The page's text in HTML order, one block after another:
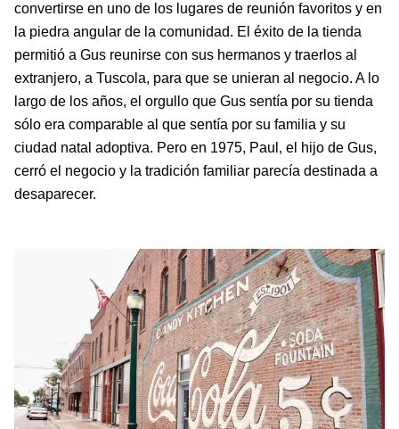
convertirse en uno de los lugares de reunión favoritos y en
la piedra angular de la comunidad. El éxito de la tienda
permitió a Gus reunirse con sus hermanos y traerlos al
extranjero, a Tuscola, para que se unieran al negocio. A lo
largo de los años, el orgullo que Gus sentía por su tienda
sólo era comparable al que sentía por su familia y su
ciudad natal adoptiva. Pero en 1975, Paul, el hijo de Gus,
cerró el negocio y la tradición familiar parecía destinada a
desaparecer.